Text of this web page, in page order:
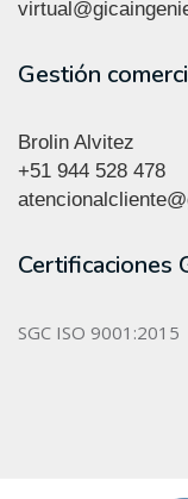
Gestión
Brolin Alvitez
+51 944 528 478
Certificaciones
SGC ISO 9001:2015